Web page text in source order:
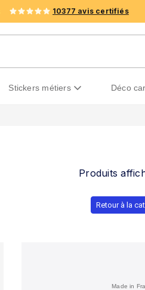
10377 avis certifiés
stickers métiers déco
Produits
Retour à la
Made in